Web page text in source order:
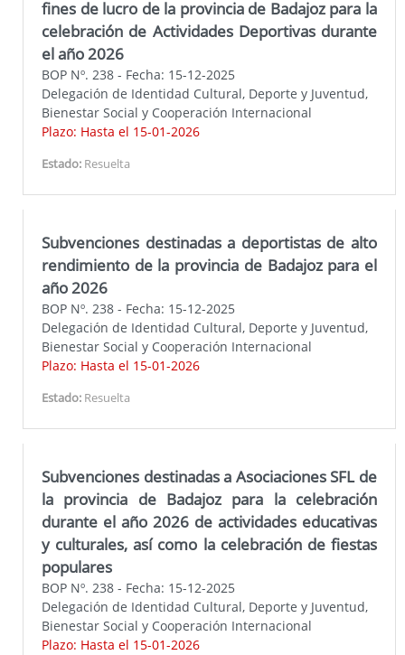
fines de lucro de la provincia de Badajoz para la
celebración de Actividades Deportivas durante
el año 2026
BOP Nº. 238 - Fecha: 15-12-2025
Delegación de Identidad Cultural, Deporte y Juventud,
Bienestar Social y Cooperación Internacional
Plazo: Hasta el 15-01-2026
Estado: Resuelta
Subvenciones destinadas a deportistas de alto
rendimiento de la provincia de Badajoz para el
año 2026
BOP Nº. 238 - Fecha: 15-12-2025
Delegación de Identidad Cultural, Deporte y Juventud,
Bienestar Social y Cooperación Internacional
Plazo: Hasta el 15-01-2026
Estado: Resuelta
Subvenciones destinadas a Asociaciones SFL de
la provincia de Badajoz para la celebración
durante el año 2026 de actividades educativas
y culturales, así como la celebración de fiestas
populares
BOP Nº. 238 - Fecha: 15-12-2025
Delegación de Identidad Cultural, Deporte y Juventud,
Bienestar Social y Cooperación Internacional
Plazo: Hasta el 15-01-2026